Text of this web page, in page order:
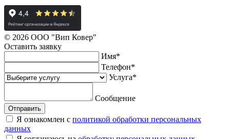
© 2026 ООО "Вип Ковер"
Оставить заявку
Имя*
Телефон*
Услуга*
Сообщение
Отправить
Я ознакомлен с политикой обработки персональных
данных